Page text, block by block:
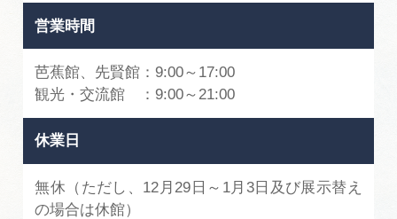
営業時間
芭蕉館、先賢館：9:00～17:00
観光・交流館 ：9:00～21:00
休業日
無休（ただし、12月29日～1月3日及び展示替え
の場合は休館）